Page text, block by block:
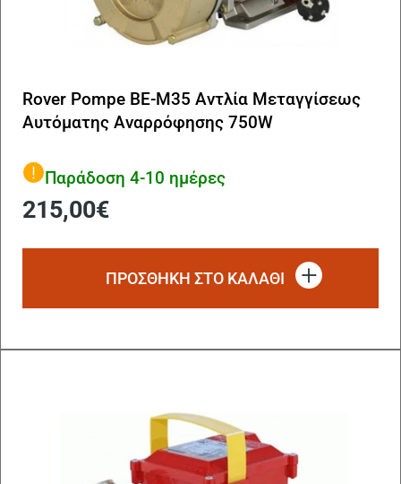
Rover Pompe BE-M35 Αντλία Μεταγγίσεως
Αυτόματης Αναρρόφησης 750W
Παράδοση 4-10 ημέρες
215,00€
ΠΡΟΣΘΗΚΗ ΣΤΟ ΚΑΛΑΘΙ